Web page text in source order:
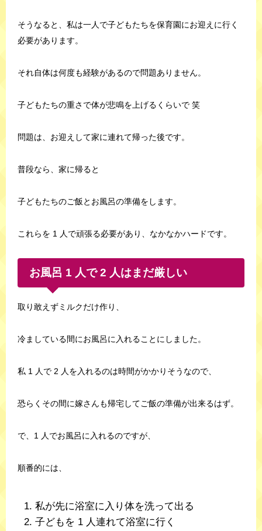
そうなると、私は一人で子どもたちを保育園にお迎えに行く
必要があります。
それ自体は何度も経験があるので問題ありません。
子どもたちの重さで体が悲鳴を上げるくらいで 笑
問題は、お迎えして家に連れて帰った後です。
普段なら、家に帰ると
子どもたちのご飯とお風呂の準備をします。
これらを 1 人で頑張る必要があり、なかなかハードです。
お風呂 1 人で 2 人はまだ厳しい
取り敢えずミルクだけ作り、
冷ましている間にお風呂に入れることにしました。
私 1 人で 2 人を入れるのは時間がかかりそうなので、
恐らくその間に嫁さんも帰宅してご飯の準備が出来るはず。
で、1 人でお風呂に入れるのですが、
順番的には、
私が先に浴室に入り体を洗って出る
子どもを 1 人連れて浴室に行く